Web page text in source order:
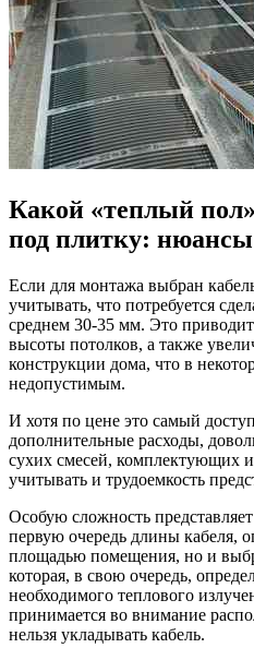
Какой «теплый
под плитку:
Если для монтажа выбран
учитывать, что потребуется
среднем 30-35 мм. Это
высоты потолков, а также
конструкции дома, что в
недопустимым.
И хотя по цене это самый
дополнительные расходы,
сухих смесей, комплектующих
учитывать и трудоемкость
Особую сложность
первую очередь длины кабеля,
площадью помещения, но и
которая, в свою очередь,
необходимого теплового
принимается во внимание
нельзя укладывать кабель.